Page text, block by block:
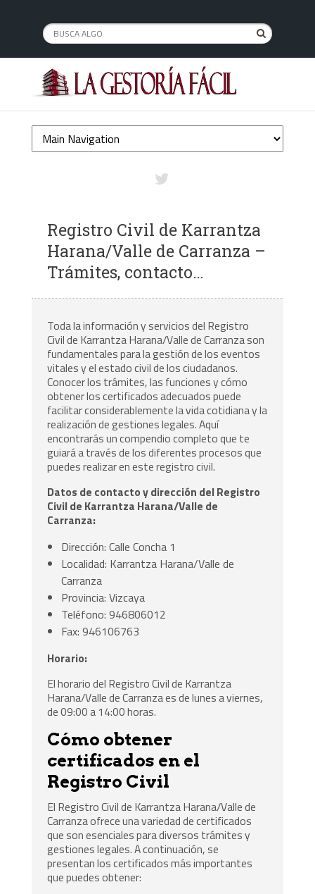
Registro Civil de Karrantza
Harana/Valle de Carranza –
Trámites, contacto…
Toda la información y servicios del Registro
Civil de Karrantza Harana/Valle de Carranza son
fundamentales para la gestión de los eventos
vitales y el estado civil de los ciudadanos.
Conocer los trámites, las funciones y cómo
obtener los certificados adecuados puede
facilitar considerablemente la vida cotidiana y la
realización de gestiones legales. Aquí
encontrarás un compendio completo que te
guiará a través de los diferentes procesos que
puedes realizar en este registro civil.
Datos de contacto y dirección del Registro
Civil de Karrantza Harana/Valle de
Carranza:
Dirección: Calle Concha 1
Localidad: Karrantza Harana/Valle de
Carranza
Provincia: Vizcaya
Teléfono: 946806012
Fax: 946106763
Horario:
El horario del Registro Civil de Karrantza
Harana/Valle de Carranza es de lunes a viernes,
de 09:00 a 14:00 horas.
Cómo obtener
certificados en el
Registro Civil
El Registro Civil de Karrantza Harana/Valle de
Carranza ofrece una variedad de certificados
que son esenciales para diversos trámites y
gestiones legales. A continuación, se
presentan los certificados más importantes
que puedes obtener: